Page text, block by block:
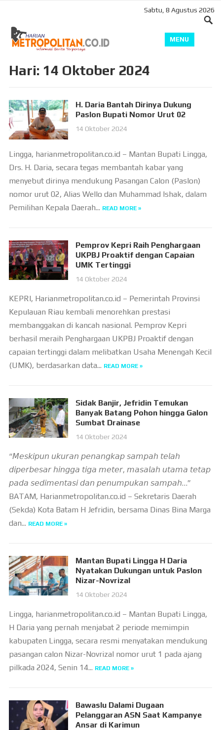
Sabtu, 8 Agustus 2026
MENU
Hari: 14 Oktober 2024
H. Daria Bantah Dirinya Dukung
Paslon Bupati Nomor Urut 02
14 Oktober 2024
Lingga, harianmetropolitan.co.id – Mantan Bupati Lingga,
Drs. H. Daria, secara tegas membantah kabar yang
menyebut dirinya mendukung Pasangan Calon (Paslon)
nomor urut 02, Alias Wello dan Muhammad Ishak, dalam
Pemilihan Kepala Daerah... READ MORE »
Pemprov Kepri Raih Penghargaan
UKPBJ Proaktif dengan Capaian
UMK Tertinggi
14 Oktober 2024
KEPRI, Harianmetropolitan.co.id – Pemerintah Provinsi
Kepulauan Riau kembali menorehkan prestasi
membanggakan di kancah nasional. Pemprov Kepri
berhasil meraih Penghargaan UKPBJ Proaktif dengan
capaian tertinggi dalam melibatkan Usaha Menengah Kecil
(UMK), berdasarkan data... READ MORE »
Sidak Banjir, Jefridin Temukan
Banyak Batang Pohon hingga Galon
Sumbat Drainase
14 Oktober 2024
“𝘔𝘦𝘴𝘬𝘪𝘱𝘶𝘯 𝘶𝘬𝘶𝘳𝘢𝘯 𝘱𝘦𝘯𝘢𝘯𝘨𝘬𝘢𝘱 𝘴𝘢𝘮𝘱𝘢𝘩 𝘵𝘦𝘭𝘢𝘩
𝘥𝘪𝘱𝘦𝘳𝘣𝘦𝘴𝘢𝘳 𝘩𝘪𝘯𝘨𝘨𝘢 𝘵𝘪𝘨𝘢 𝘮𝘦𝘵𝘦𝘳, 𝘮𝘢𝘴𝘢𝘭𝘢𝘩 𝘶𝘵𝘢𝘮𝘢 𝘵𝘦𝘵𝘢𝘱
𝘱𝘢𝘥𝘢 𝘴𝘦𝘥𝘪𝘮𝘦𝘯𝘵𝘢𝘴𝘪 𝘥𝘢𝘯 𝘱𝘦𝘯𝘶𝘮𝘱𝘶𝘬𝘢𝘯 𝘴𝘢𝘮𝘱𝘢𝘩…”
BATAM, Harianmetropolitan.co.id – Sekretaris Daerah
(Sekda) Kota Batam H Jefridin, bersama Dinas Bina Marga
dan... READ MORE »
Mantan Bupati Lingga H Daria
Nyatakan Dukungan untuk Paslon
Nizar-Novrizal
14 Oktober 2024
Lingga, harianmetropolitan.co.id – Mantan Bupati Lingga,
H Daria yang pernah menjabat 2 periode memimpin
kabupaten Lingga, secara resmi menyatakan mendukung
pasangan calon Nizar-Novrizal nomor urut 1 pada ajang
pilkada 2024, Senin 14... READ MORE »
Bawaslu Dalami Dugaan
Pelanggaran ASN Saat Kampanye
Ansar di Karimun